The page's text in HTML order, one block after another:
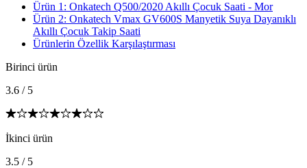
Ürün 1: Onkatech Q500/2020 Akıllı Çocuk Saati - Mor
Ürün 2: Onkatech Vmax GV600S Manyetik Suya Dayanıklı
Akıllı Çocuk Takip Saati
Ürünlerin Özellik Karşılaştırması
Birinci ürün
3.6 / 5
İkinci ürün
3.5 / 5